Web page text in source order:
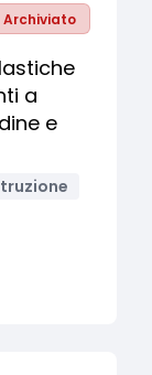
Archiviato
a
e